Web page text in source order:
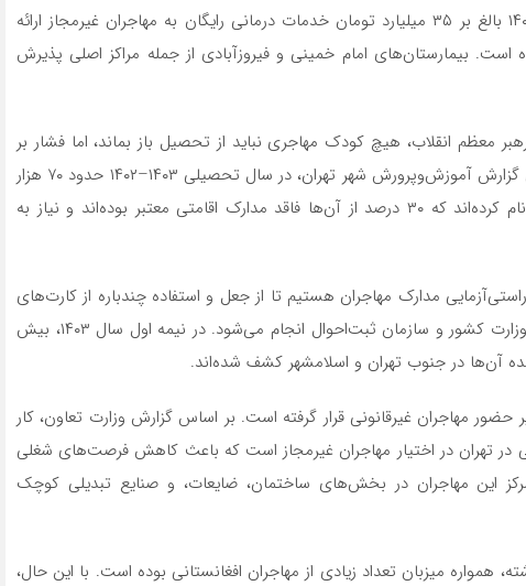
اعلام دانشگاه علوم پزشکی تهران، در سال ۱۴۰۳ بالغ بر ۳۵ میلیارد تومان خدمات درمانی رایگان به مهاجران غیرمجاز ارائه
بیمارستان‌های امام خمینی و فیروزآبادی از جمله مراکز اصلی پذیرش
معظم انقلاب، هیچ کودک مهاجری نباید از تحصیل باز بماند، اما فشار بر
مدارس مناطق پرمهاجر محسوس است. طبق گزارش آموزش‌وپرورش شهر تهران، در سال تحصیلی ۱۴۰۳–۱۴۰۲ حدود ۷۰ هزار
دانش‌آموز افغانستانی در مدارس تهران ثبت‌نام کرده‌اند که ۳۰ درصد از آن‌ها فاقد مدارک اقامتی معتبر بوده‌اند و نیاز به
مدارک مهاجران هستیم تا از جعل و استفاده چندباره از کارت‌های
اقامت جلوگیری شود.» این طرح با همکاری وزارت کشور و سازمان ثبت‌احوال انجام می‌شود. در نیمه اول سال ۱۴۰۳، بیش
حضور مهاجران غیرقانونی قرار گرفته است. بر اساس گزارش وزارت تعاون، کار
هزار شغل غیررسمی در تهران در اختیار مهاجران غیرمجاز است که باعث کاهش فرصت‌های شغلی
این مهاجران در بخش‌های ساختمان، ضایعات، و صنایع تبدیلی کوچک
میزبان تعداد زیادی از مهاجران افغانستانی بوده است. با این حال،